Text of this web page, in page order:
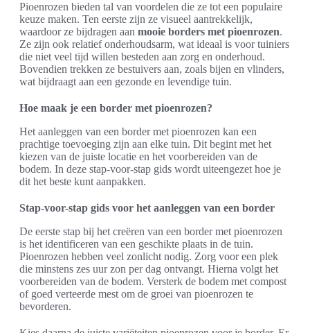
Pioenrozen bieden tal van voordelen die ze tot een populaire
keuze maken. Ten eerste zijn ze visueel aantrekkelijk,
waardoor ze bijdragen aan mooie borders met pioenrozen.
Ze zijn ook relatief onderhoudsarm, wat ideaal is voor tuiniers
die niet veel tijd willen besteden aan zorg en onderhoud.
Bovendien trekken ze bestuivers aan, zoals bijen en vlinders,
wat bijdraagt aan een gezonde en levendige tuin.
Hoe maak je een border met pioenrozen?
Het aanleggen van een border met pioenrozen kan een
prachtige toevoeging zijn aan elke tuin. Dit begint met het
kiezen van de juiste locatie en het voorbereiden van de
bodem. In deze stap-voor-stap gids wordt uiteengezet hoe je
dit het beste kunt aanpakken.
Stap-voor-stap gids voor het aanleggen van een border
De eerste stap bij het creëren van een border met pioenrozen
is het identificeren van een geschikte plaats in de tuin.
Pioenrozen hebben veel zonlicht nodig. Zorg voor een plek
die minstens zes uur zon per dag ontvangt. Hierna volgt het
voorbereiden van de bodem. Versterk de bodem met compost
of goed verteerde mest om de groei van pioenrozen te
bevorderen.